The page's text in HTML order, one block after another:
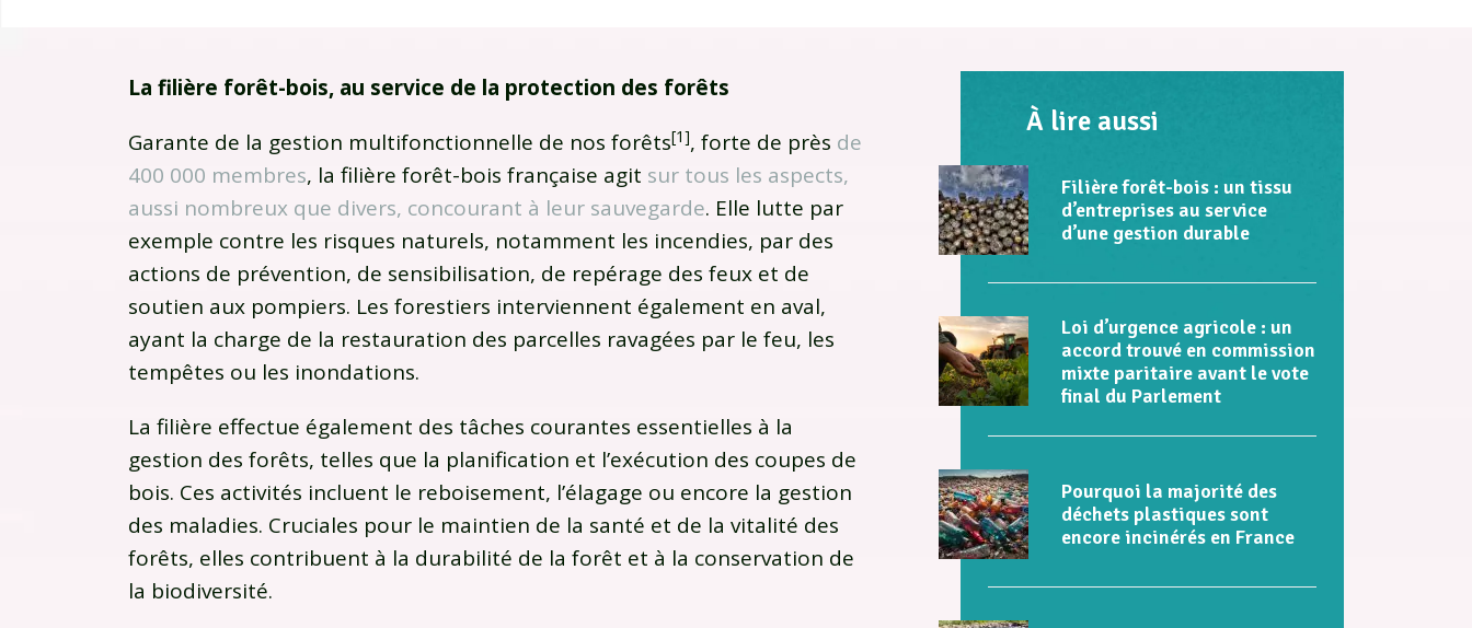
La filière forêt-bois, au service de la protection des forêts
Garante de la gestion multifonctionnelle de nos forêts[1], forte de près de
400 000 membres, la filière forêt-bois française agit sur tous les aspects,
aussi nombreux que divers, concourant à leur sauvegarde. Elle lutte par
exemple contre les risques naturels, notamment les incendies, par des
actions de prévention, de sensibilisation, de repérage des feux et de
soutien aux pompiers. Les forestiers interviennent également en aval,
ayant la charge de la restauration des parcelles ravagées par le feu, les
tempêtes ou les inondations.
La filière effectue également des tâches courantes essentielles à la
gestion des forêts, telles que la planification et l’exécution des coupes de
bois. Ces activités incluent le reboisement, l’élagage ou encore la gestion
des maladies. Cruciales pour le maintien de la santé et de la vitalité des
forêts, elles contribuent à la durabilité de la forêt et à la conservation de
la biodiversité.
À lire aussi
Filière forêt-bois : un tissu
d’entreprises au service
d’une gestion durable
Loi d’urgence agricole : un
accord trouvé en commission
mixte paritaire avant le vote
final du Parlement
Pourquoi la majorité des
déchets plastiques sont
encore incinérés en France